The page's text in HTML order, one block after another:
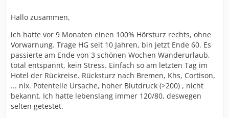
Hallo zusammen,
ich hatte vor 9 Monaten einen 100% Hörsturz rechts, ohne
Vorwarnung. Trage HG seit 10 Jahren, bin jetzt Ende 60. Es
passierte am Ende von 3 schönen Wochen Wanderurlaub,
total entspannt, kein Stress. Einfach so am letzten Tag im
Hotel der Rückreise. Rücksturz nach Bremen, Khs, Cortison,
... nix. Potentelle Ursache, hoher Blutdruck (>200) , nicht
bekannt. Ich hatte lebenslang immer 120/80, deswegen
selten getestet.